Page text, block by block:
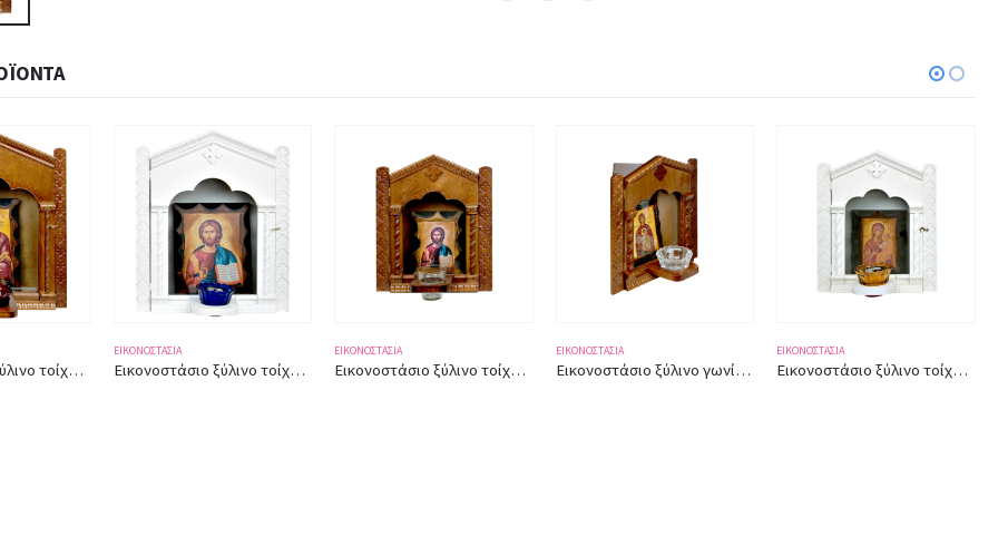
Εικονοστάσιο ξύλινο τοίχου με θέση καντηλόκουπας [Ο Παντοκράτωρ] 3092 41×35εκ.
ΕΙΚΟΝΟΣΤΆΣΙΑ
Εικονοστάσιο ξύλινο τοίχου με θέση καντηλόκουπας [Ο Παντοκράτωρ] 3084 31×28εκ.
ΕΙΚΟΝΟΣΤΆΣΙΑ
Εικονοστάσιο ξύλινο γωνίας (τριγωνικό) με θέση καντηλόκουπας [Η Ελευθερώτρια] 3087 31×28εκ.
ΕΙΚΟΝΟΣΤΆΣΙΑ
Εικονοστάσιο ξύλινο τοίχου με θέση καντηλόκουπας [Σουμελά] 3086 31×28εκ.
ΕΙΚΟΝΟΣΤΆΣΙΑ
Εικονοστάσιο ξύλινο τοίχου με θέση καντηλόκουπας [Σουμελά] 3085 31×28εκ.